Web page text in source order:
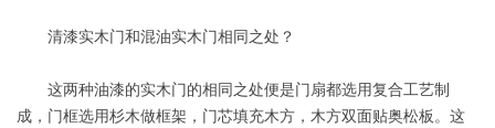
清漆实木门和混油实木门相同之处？
这两种油漆的实木门的相同之处便是门扇都选用复合工艺制
成，门框选用杉木做框架，门芯填充木方，木方双面贴奥松板。这